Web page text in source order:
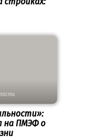
на ПМЭФ о